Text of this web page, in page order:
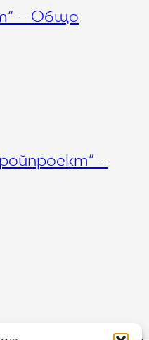
– Общо
–